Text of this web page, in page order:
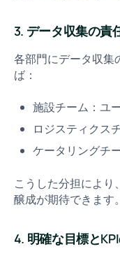
3. データ収集の責
各部門にデータ収集
ば：
施設チーム：ユ
ロジスティクス
ケータリングチ
こうした分担によ
醸成が期待できます。
4. 明確な目標と